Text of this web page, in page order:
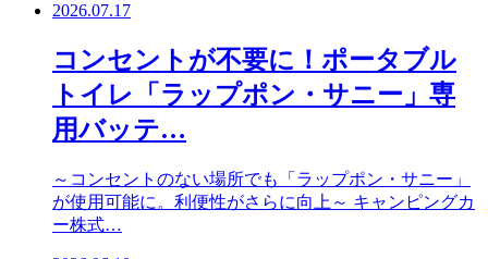
2026.07.17
コンセントが不要に！ポータブル
トイレ「ラップポン・サニー」専
用バッテ…
～コンセントのない場所でも「ラップポン・サニー」
が使用可能に。利便性がさらに向上～ キャンピングカ
ー株式…